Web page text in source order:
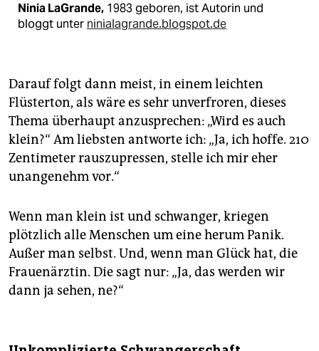
Ninia LaGrande, 1983 geboren, ist Autorin und
bloggt unter ninialagrande.blogspot.de
Darauf folgt dann meist, in einem leichten
Flüsterton, als wäre es sehr unverfroren, dieses
Thema überhaupt anzusprechen: „Wird es auch
klein?“ Am liebsten antworte ich: „Ja, ich hoffe. 210
Zentimeter rauszupressen, stelle ich mir eher
unangenehm vor.“
Wenn man klein ist und schwanger, kriegen
plötzlich alle Menschen um eine herum Panik.
Außer man selbst. Und, wenn man Glück hat, die
Frauenärztin. Die sagt nur: „Ja, das werden wir
dann ja sehen, ne?“